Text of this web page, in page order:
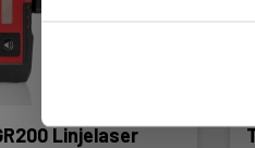
Linjelaser